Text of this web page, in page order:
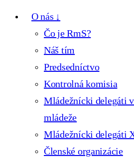
O nás ↓
Čo je RmS?
Náš tím
Predsedníctvo
Kontrolná komisia
Mládežnícki delegáti
mládeže
Mládežnícki delegáti
Členské organizácie